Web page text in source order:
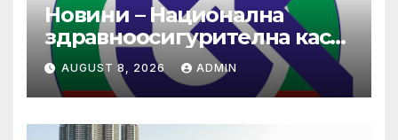
Новини – Национална
здравноосигурителна каса
(НЗОК)
AUGUST 8, 2026 ADMIN